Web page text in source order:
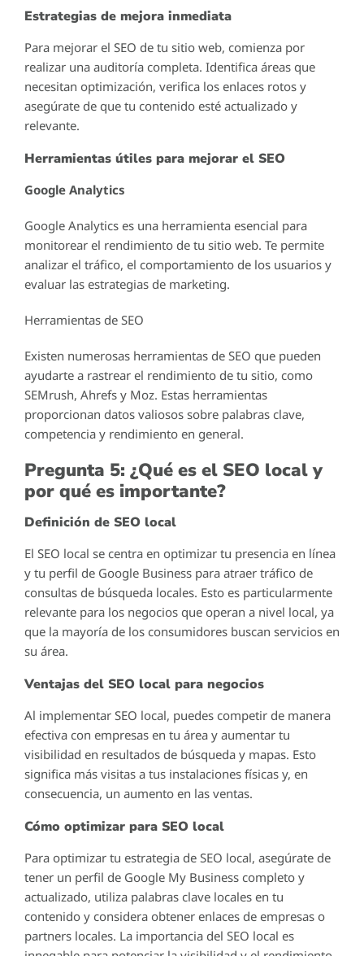
Estrategias de mejora inmediata
Para mejorar el SEO de tu sitio web, comienza por
realizar una auditoría completa. Identifica áreas que
necesitan optimización, verifica los enlaces rotos y
asegúrate de que tu contenido esté actualizado y
relevante.
Herramientas útiles para mejorar el SEO
Google Analytics
Google Analytics es una herramienta esencial para
monitorear el rendimiento de tu sitio web. Te permite
analizar el tráfico, el comportamiento de los usuarios y
evaluar las estrategias de marketing.
Herramientas de SEO
Existen numerosas herramientas de SEO que pueden
ayudarte a rastrear el rendimiento de tu sitio, como
SEMrush, Ahrefs y Moz. Estas herramientas
proporcionan datos valiosos sobre palabras clave,
competencia y rendimiento en general.
Pregunta 5: ¿Qué es el SEO local y
por qué es importante?
Definición de SEO local
El SEO local se centra en optimizar tu presencia en línea
y tu perfil de Google Business para atraer tráfico de
consultas de búsqueda locales. Esto es particularmente
relevante para los negocios que operan a nivel local, ya
que la mayoría de los consumidores buscan servicios en
su área.
Ventajas del SEO local para negocios
Al implementar SEO local, puedes competir de manera
efectiva con empresas en tu área y aumentar tu
visibilidad en resultados de búsqueda y mapas. Esto
significa más visitas a tus instalaciones físicas y, en
consecuencia, un aumento en las ventas.
Cómo optimizar para SEO local
Para optimizar tu estrategia de SEO local, asegúrate de
tener un perfil de Google My Business completo y
actualizado, utiliza palabras clave locales en tu
contenido y considera obtener enlaces de empresas o
partners locales. La importancia del SEO local es